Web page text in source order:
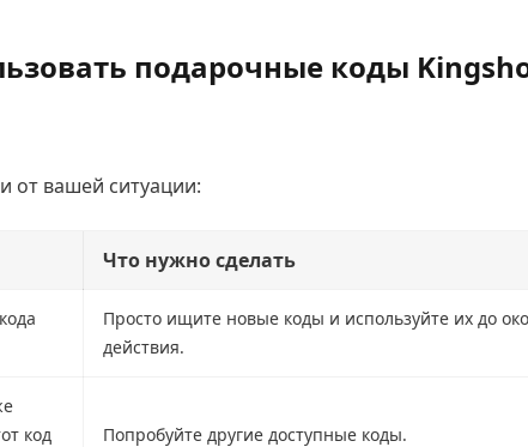
подарочные коды
от вашей ситуации:
Что нужно сделать
Просто ищите новые коды и используйте их до
действия.
код
Попробуйте другие доступные коды.